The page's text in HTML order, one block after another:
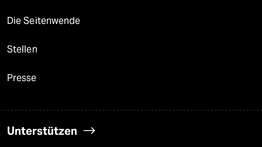
Die Seitenwende
Stellen
Presse
Unterstützen